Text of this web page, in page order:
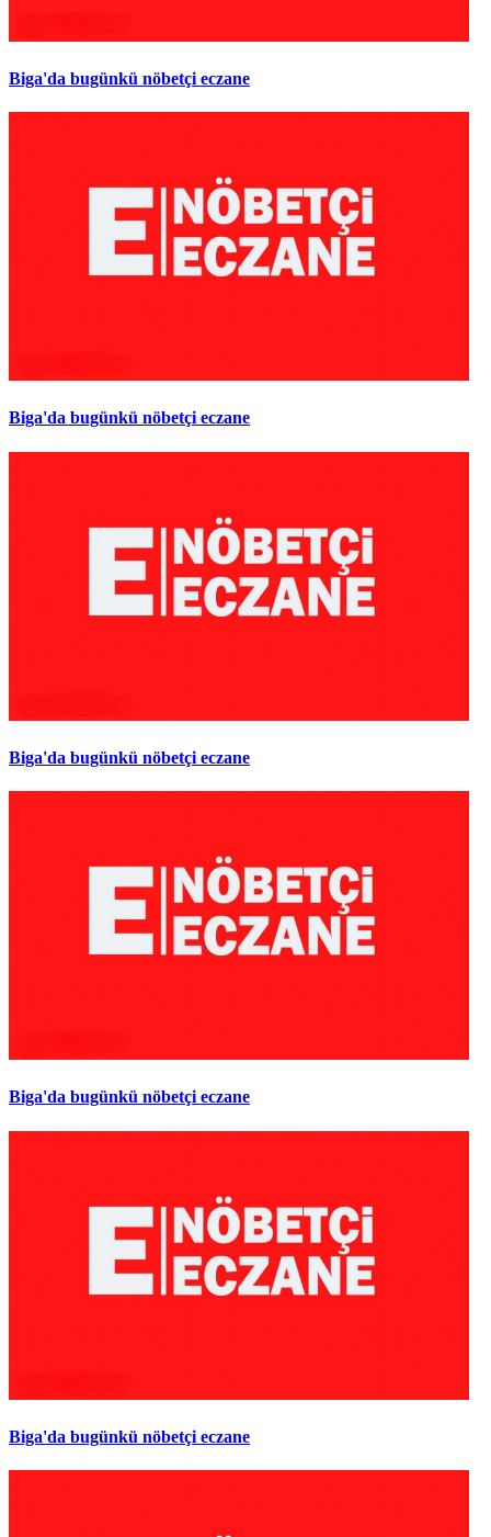
Biga'da bugünkü nöbetçi eczane
Biga'da bugünkü nöbetçi eczane
Biga'da bugünkü nöbetçi eczane
Biga'da bugünkü nöbetçi eczane
Biga'da bugünkü nöbetçi eczane